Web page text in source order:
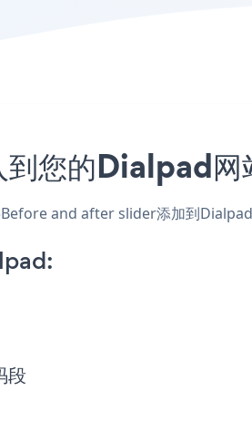
您的Dialpad网
and after slider添加到Dialpad
段